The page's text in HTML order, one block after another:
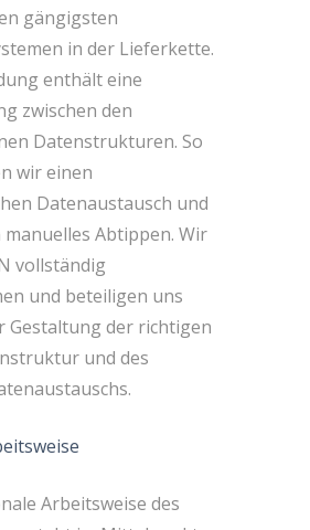
gängigsten
in der Lieferkette.
enthält eine
zwischen den
Datenstrukturen. So
wir einen
Datenaustausch und
Abtippen. Wir
vollständig
und beteiligen uns
Gestaltung der richtigen
und des
Arbeitsweise des